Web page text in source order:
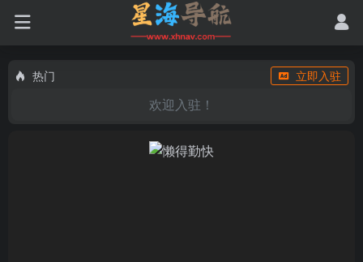
热门 立即入驻
欢迎入驻！